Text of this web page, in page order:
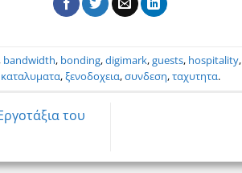
bandwidth, bonding,digimark,guests, hospitality,
καταλυματα,ξενοδοχεια,συνδεση,ταχυτητα.
του